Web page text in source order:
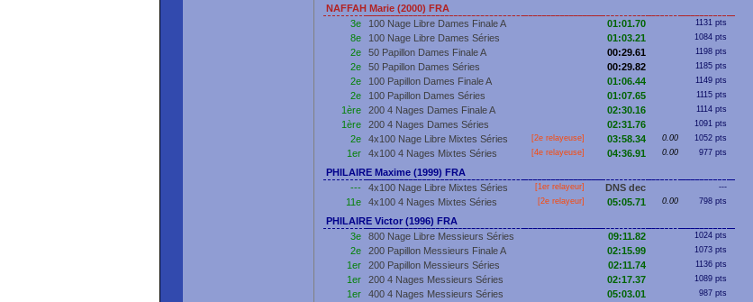
NAFFAH Marie (2000) FRA
3e
100 Nage Libre Dames Finale A 01:01.70 1131 pts
8e 100 Nage Libre Dames Séries 01:03.21 1084 pts
2e 50 Papillon Dames Finale A 00:29.61 1198 pts
2e 50 Papillon Dames Séries 00:29.82 1185 pts
2e 100 Papillon Dames Finale A 01:06.44 1149 pts
2e 100 Papillon Dames Séries 01:07.65 1115 pts
1ère 200 4 Nages Dames Finale A 02:30.16 1114 pts
1ère 200 4 Nages Dames Séries 02:31.76 1091 pts
2e 4x100 Nage Libre Mixtes Séries [2e relayeuse] 03:58.34 0.00 1052 pts
1er 4x100 4 Nages Mixtes Séries [4e relayeuse] 04:36.91 0.00 977 pts
PHILAIRE Maxime (1999) FRA
---
4x100 Nage Libre Mixtes Séries [1er relayeur] DNS dec ---
11e 4x100 4 Nages Mixtes Séries [2e relayeur] 05:05.71 0.00 798 pts
PHILAIRE Victor (1996) FRA
3e
800 Nage Libre Messieurs Séries 09:11.82 1024 pts
2e 200 Papillon Messieurs Finale A 02:15.99 1073 pts
1er 200 Papillon Messieurs Séries 02:11.74 1136 pts
1er 200 4 Nages Messieurs Séries 02:17.37 1089 pts
1er 400 4 Nages Messieurs Séries 05:03.01 987 pts